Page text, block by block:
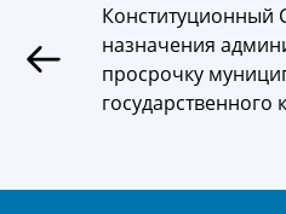
Конституционный
назначения
просрочку
государственного